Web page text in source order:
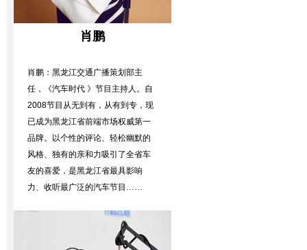
肖鹏
肖鹏：黑龙江交通广播策划部主
任，《汽车时代 》节目主持人。自
2008节目从无到有，从有到专，现
已成为黑龙江省前端市场权威第一
品牌。以个性的评论、轻松幽默的
风格、独有的亲和力吸引了全省车
友的喜爱，是黑龙江省最具影响
力、收听最广泛的汽车节目……